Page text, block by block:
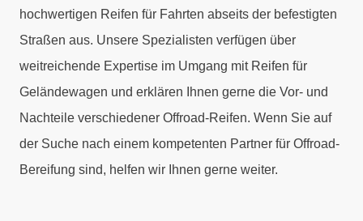
hochwertigen Reifen für Fahrten abseits der befestigten
Straßen aus. Unsere Spezialisten verfügen über
weitreichende Expertise im Umgang mit Reifen für
Geländewagen und erklären Ihnen gerne die Vor- und
Nachteile verschiedener Offroad-Reifen. Wenn Sie auf
der Suche nach einem kompetenten Partner für Offroad-
Bereifung sind, helfen wir Ihnen gerne weiter.